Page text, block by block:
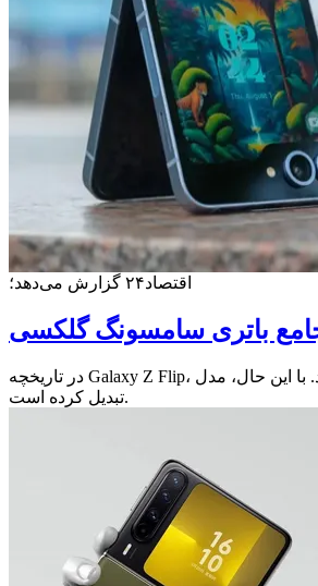
اقتصاد۲۴ گزارش می‌دهد؛
در تاریخچه Galaxy Z Flip، باتری همواره به‌عنوان نقطه ضعف اشاره می‌شد. با این حال، مدل FE نشان می‌دهد که سامسونگ این چالش را جدی گرفته و نه تنها آن را ترمیم کرده، بلکه به یکی از محور‌های تمایز
تبدیل کرده است.